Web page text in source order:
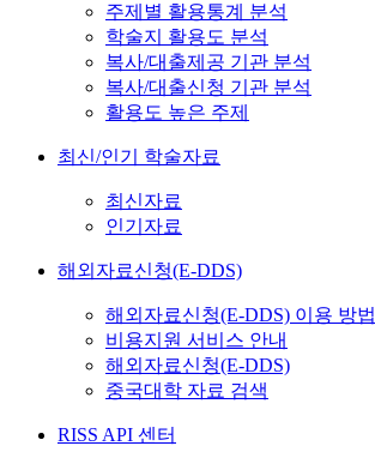
주제별 활용통계 분석
학술지 활용도 분석
복사/대출제공 기관 분석
복사/대출신청 기관 분석
활용도 높은 주제
최신/인기 학술자료
최신자료
인기자료
해외자료신청(E-DDS)
해외자료신청(E-DDS) 이용 방법
비용지원 서비스 안내
해외자료신청(E-DDS)
중국대학 자료 검색
RISS API 센터